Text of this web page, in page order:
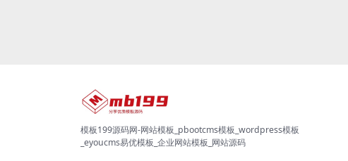
模板199源码网-网站模板_pbootcms模板_wordpress模板
_eyoucms易优模板_企业网站模板_网站源码